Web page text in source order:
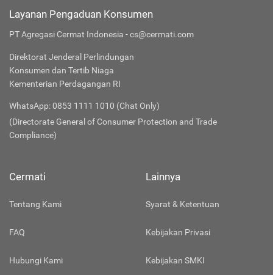
Layanan Pengaduan Konsumen
PT Agregasi Cermat Indonesia - cs@cermati.com
Direktorat Jenderal Perlindungan
Konsumen dan Tertib Niaga
Kementerian Perdagangan RI
WhatsApp: 0853 1111 1010 (Chat Only)
(Directorate General of Consumer Protection and Trade
Compliance)
Cermati
Tentang Kami
FAQ
Hubungi Kami
Lainnya
Syarat & Ketentuan
Kebijakan Privasi
Kebijakan SMKI